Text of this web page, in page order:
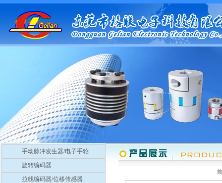
手动脉冲发生器/电子手轮
旋转编码器
拉线编码器/位移传感器